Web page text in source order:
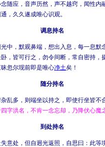
随应，音声历然，声不越窍，闻性内
，久久遂成唯心识观。
调息持名
中，默观鼻端，想出入息，每一息默
，皆可行之，勿令间断，常自密持，
忽尔现前即是唯心净土矣！
随分持名
乱多，则端坐以持之，即使行坐皆不
字洪名，不肯一念忘却，乃降伏心魔
到处持名
意处，但自迥光返照，自思曰：此等